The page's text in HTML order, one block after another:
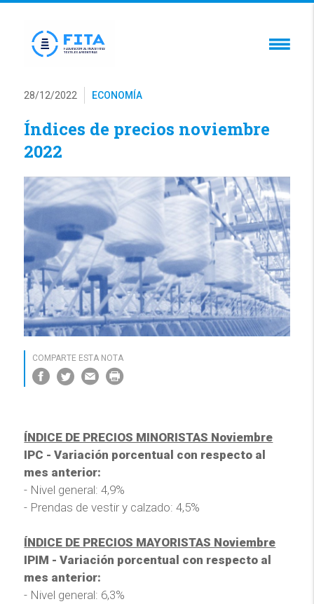
28/12/2022 ECONOMÍA
Índices de precios noviembre
2022
COMPARTE ESTA NOTA
ÍNDICE DE PRECIOS MINORISTAS Noviembre
IPC - Variación porcentual con respecto al
mes anterior:
- Nivel general: 4,9%
- Prendas de vestir y calzado: 4,5%
ÍNDICE DE PRECIOS MAYORISTAS Noviembre
IPIM - Variación porcentual con respecto al
mes anterior:
- Nivel general: 6,3%